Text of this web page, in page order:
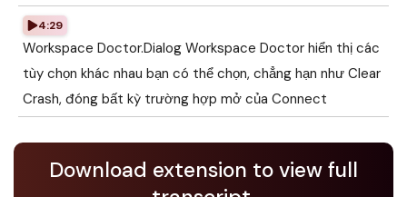
4:29
Workspace Doctor.Dialog Workspace Doctor hiển thị các
tùy chọn khác nhau bạn có thể chọn, chẳng hạn như Clear
Crash, đóng bất kỳ trường hợp mở của Connect
Download extension to view full